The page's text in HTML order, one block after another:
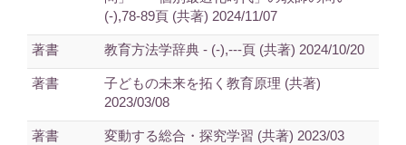
(-),78-89頁 (共著) 2024/11/07
著書 教育方法学辞典 - (-),---頁 (共著) 2024/10/20
著書
子どもの未来を拓く教育原理 (共著)
2023/03/08
著書 変動する総合・探究学習 (共著) 2023/03